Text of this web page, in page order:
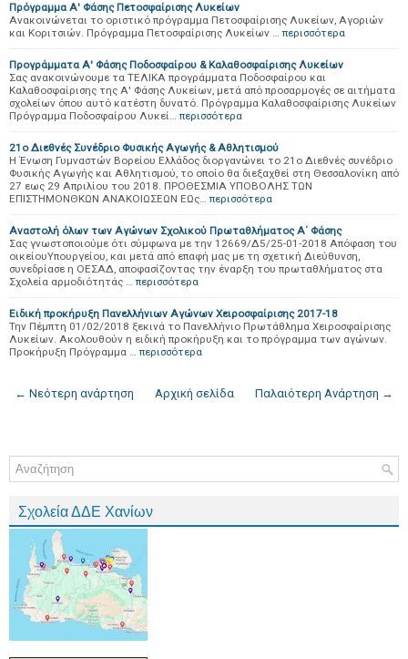
Πρόγραμμα Α' Φάσης Πετοσφαίρισης Λυκείων
Ανακοινώνεται το οριστικό πρόγραμμα Πετοσφαίρισης Λυκείων, Αγοριών
και Κοριτσιών. Πρόγραμμα Πετοσφαίρισης Λυκείων … περισσότερα
Προγράμματα Α' Φάσης Ποδοσφαίρου & Καλαθοσφαίρισης Λυκείων
Σας ανακοινώνουμε τα ΤΕΛΙΚΑ προγράμματα Ποδοσφαίρου και
Καλαθοσφαίρισης της Α' Φάσης Λυκείων, μετά από προσαρμογές σε αιτήματα
σχολείων όπου αυτό κατέστη δυνατό. Πρόγραμμα Καλαθοσφαίρισης Λυκείων
Πρόγραμμα Ποδοσφαίρου Λυκεί… περισσότερα
21ο Διεθνές Συνέδριο Φυσικής Αγωγής & Αθλητισμού
Η Ένωση Γυμναστών Βορείου Ελλάδος διοργανώνει το 21ο Διεθνές συνέδριο
Φυσικής Αγωγής και Αθλητισμού, το οποίο θα διεξαχθεί στη Θεσσαλονίκη από
27 εως 29 Απριλίου του 2018. ΠΡΟΘΕΣΜΙΑ ΥΠΟΒΟΛΗΣ ΤΩΝ
ΕΠΙΣΤΗΜΟΝΘΚΩΝ ΑΝΑΚΟΙΩΣΕΩΝ ΕΩς… περισσότερα
Αναστολή όλων των Αγώνων Σχολικού Πρωταθλήματος Α΄ Φάσης
Σας γνωστοποιούμε ότι σύμφωνα με την 12669/Δ5/25-01-2018 Απόφαση του
οικείουΥπουργείου, και μετά από επαφή μας με τη σχετική Διεύθυνση,
συνεδρίασε η ΟΕΣΑΔ, αποφασίζοντας την έναρξη του πρωταθλήματος στα
Σχολεία αρμοδιότητάς … περισσότερα
Ειδική προκήρυξη Πανελλήνιων Αγώνων Χειροσφαίρισης 2017-18
Την Πέμπτη 01/02/2018 ξεκινά το Πανελλήνιο Πρωτάθλημα Χειροσφαίρισης
Λυκείων. Ακολουθούν η ειδική προκήρυξη και το πρόγραμμα των αγώνων.
Προκήρυξη Πρόγραμμα … περισσότερα
← Νεότερη ανάρτηση Παλαιότερη Ανάρτηση →
Αρχική σελίδα
Σχολεία ΔΔΕ Χανίων